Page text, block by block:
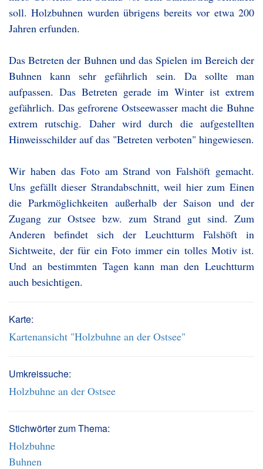
soll. Holzbuhnen wurden übrigens bereits vor etwa 200
Jahren erfunden.
Das Betreten der Buhnen und das Spielen im Bereich der
Buhnen kann sehr gefährlich sein. Da sollte man
aufpassen. Das Betreten gerade im Winter ist extrem
gefährlich. Das gefrorene Ostseewasser macht die Buhne
extrem rutschig. Daher wird durch die aufgestellten
Hinweisschilder auf das "Betreten verboten" hingewiesen.
Wir haben das Foto am Strand von Falshöft gemacht.
Uns gefällt dieser Strandabschnitt, weil hier zum Einen
die Parkmöglichkeiten außerhalb der Saison und der
Zugang zur Ostsee bzw. zum Strand gut sind. Zum
Anderen befindet sich der Leuchtturm Falshöft in
Sichtweite, der für ein Foto immer ein tolles Motiv ist.
Und an bestimmten Tagen kann man den Leuchtturm
auch besichtigen.
Karte:
Kartenansicht "Holzbuhne an der Ostsee"
Umkreissuche:
Holzbuhne an der Ostsee
Stichwörter zum Thema:
Holzbuhne
Buhnen